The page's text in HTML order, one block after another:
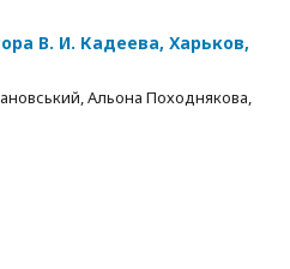
В. И. Кадеева, Харьков,
Альона Походнякова,